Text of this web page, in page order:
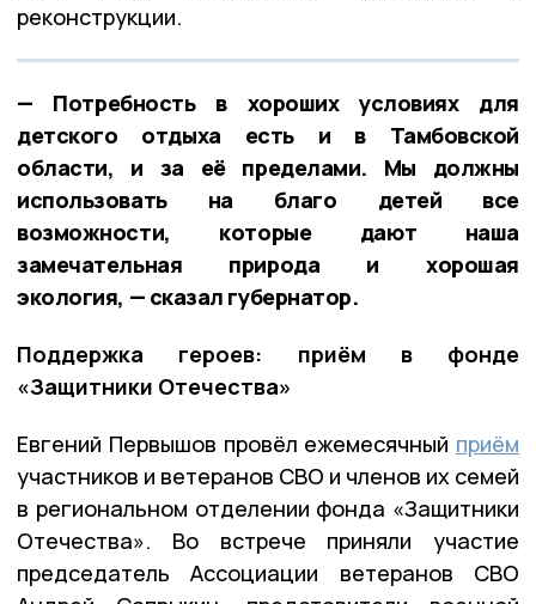
реконструкции.
— Потребность в хороших условиях для
детского отдыха есть и в Тамбовской
области, и за её пределами. Мы должны
использовать на благо детей все
возможности, которые дают наша
замечательная природа и хорошая
экология, — сказал губернатор.
Поддержка героев: приём в фонде
«Защитники Отечества»
Евгений Первышов провёл ежемесячный приём
участников и ветеранов СВО и членов их семей
в региональном отделении фонда «Защитники
Отечества». Во встрече приняли участие
председатель Ассоциации ветеранов СВО